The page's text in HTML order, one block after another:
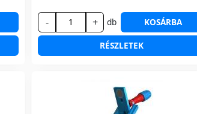
- + db KOSÁRBA
RÉSZLETEK